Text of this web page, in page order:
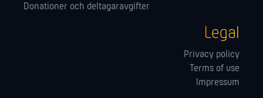
Donationer och deltagaravgifter
Legal
Privacy policy
Terms of use
Impressum